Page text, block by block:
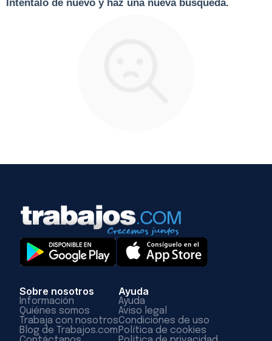
Inténtalo de nuevo y haz una nueva búsqueda.
Sobre nosotros
Información
Quiénes somos
Trabaja con nosotros
Blog de Trabajos.com
Ayuda
Ayuda
Aviso legal
Condiciones de uso
Política de cookies